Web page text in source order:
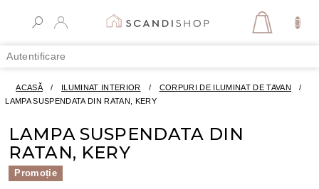
conținut
Autentificare
COŞ
ACASĂ / ILUMINAT INTERIOR / CORPURI DE ILUMINAT DE TAVAN
/
LAMPA SUSPENDATA DIN RATAN, KERY
LAMPA SUSPENDATA DIN
RATAN, KERY
Promoție